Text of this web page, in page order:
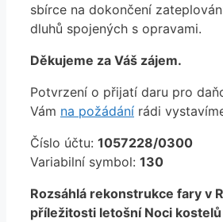
sbírce na dokončení
dluhů spojených s opravami.
Děkujeme za Váš zájem.
Potvrzení o přijatí daru pro
Vám na požádání rádi
Číslo účtu: 1057228/0300
Variabilní symbol: 130
Rozsáhlá rekonstrukce fary v
příležitosti letošní Noci